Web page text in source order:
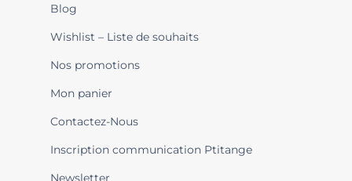
Blog
Wishlist – Liste de souhaits
Nos promotions
Mon panier
Contactez-Nous
Inscription communication Ptitange
Newsletter